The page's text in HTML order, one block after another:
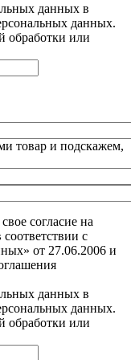
данных в
данных.
обработки или
товар и подскажем,
согласие на
с
от 27.06.2006 и
данных в
данных.
обработки или